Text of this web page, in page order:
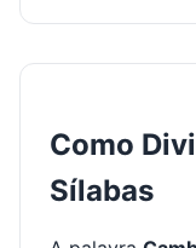
Como
Sílabas